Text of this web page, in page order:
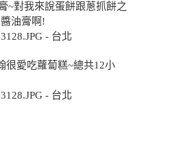
~對我來說蛋餅跟蔥抓餅之
油膏啊!
很愛吃蘿蔔糕~總共12小